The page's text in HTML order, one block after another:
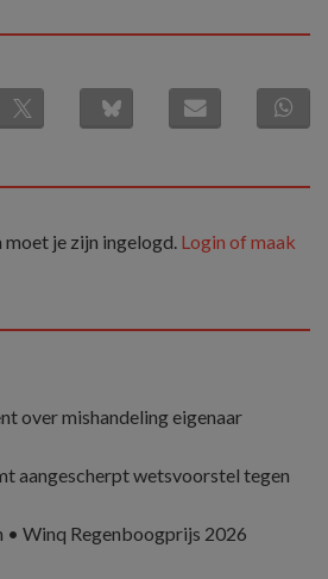
moet je zijn ingelogd. Login of maak
over mishandeling eigenaar
aangescherpt wetsvoorstel tegen
Winq Regenboogprijs 2026